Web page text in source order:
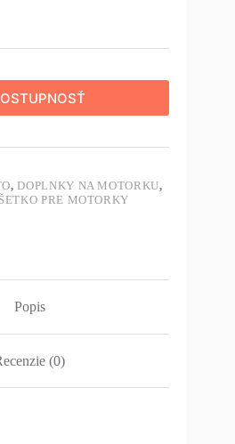
,DOPLNKY NA MOTORKU,
PRE MOTORKY
Popis
(0)